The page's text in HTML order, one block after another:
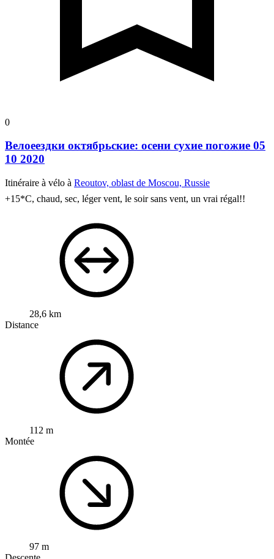
0
Велоеездки октябрьские: осени сухие погожие 05
10 2020
Itinéraire à vélo à Reoutov, oblast de Moscou, Russie
+15*C, chaud, sec, léger vent, le soir sans vent, un vrai régal!!
28,6 km
Distance
112 m
Montée
97 m